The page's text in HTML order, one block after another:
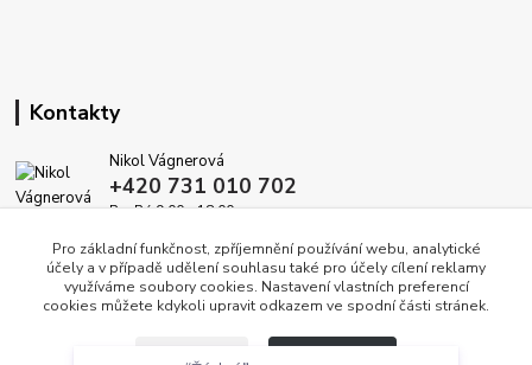
Kontakty
Nikol Vágnerová
+420 731 010 702
Po-Pá 9.00 - 18.00
info@dekoracedomova.cz
Pro základní funkčnost, zpříjemnění používání webu, analytické
účely a v případě udělení souhlasu také pro účely cílení reklamy
využíváme soubory cookies. Nastavení vlastních preferencí
cookies můžete kdykoli upravit odkazem ve spodní části stránek.
Nastavení“Žádná”